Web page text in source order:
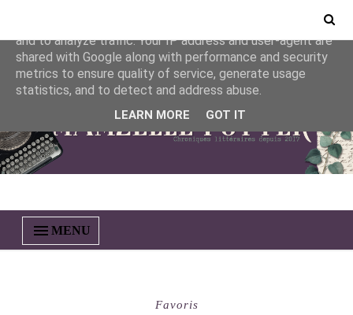
MENU
Favoris
This site uses cookies from Google to deliver its services
and to analyze traffic. Your IP address and user-agent are
shared with Google along with performance and security
metrics to ensure quality of service, generate usage
statistics, and to detect and address abuse.
LEARN MORE GOT IT